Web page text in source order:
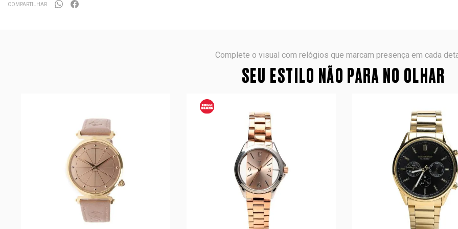
COMPARTILHAR
Complete o visual com relógios que marcam presença em cada
SEU ESTILO NÃO PARA NO OLHAR